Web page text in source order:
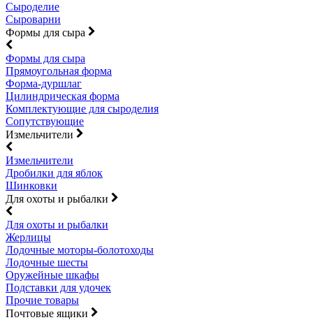
Сыроделие
Сыроварни
Формы для сыра
Формы для сыра
Прямоугольная форма
Форма-дуршлаг
Цилиндрическая форма
Комплектующие для сыроделия
Сопутствующие
Измельчители
Измельчители
Дробилки для яблок
Шинковки
Для охоты и рыбалки
Для охоты и рыбалки
Жерлицы
Лодочные моторы-болотоходы
Лодочные шесты
Оружейные шкафы
Подставки для удочек
Прочие товары
Почтовые ящики